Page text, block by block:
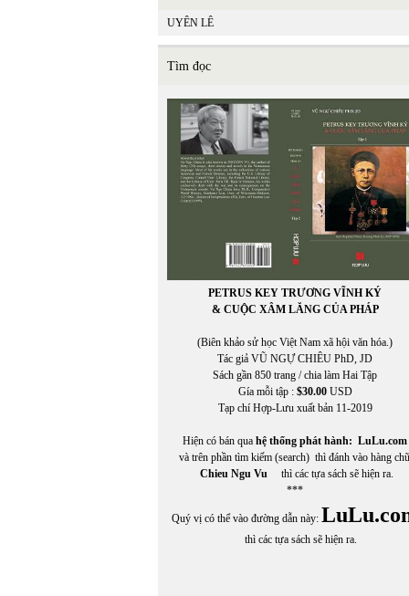
UYÊN LÊ
Tìm đọc
PETRUS KEY TRƯƠNG VĨNH KÝ
& CUỘC XÂM LĂNG CỦA PHÁP
(Biên khảo sử học Việt Nam xã hội văn hóa.)
Tác giả VŨ NGỰ CHIÊU PhD, JD
Sách gần 850 trang / chia làm Hai Tập
Gía mỗi tập : $30.00USD
Tạp chí Hợp-Lưu xuất bản 11-2019
Hiện có bán qua hệ thống phát hành: LuLu.com
và trên phần tìm kiếm (search) thì đánh vào hàng
Chieu Ngu Vu thì các tựa sách sẽ hiện ra.
***
Quý vị có thể vào đường dẫn này:
thì các tựa sách sẽ hiện ra.